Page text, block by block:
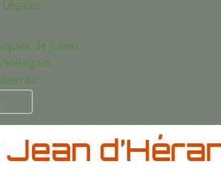
de Julien
air